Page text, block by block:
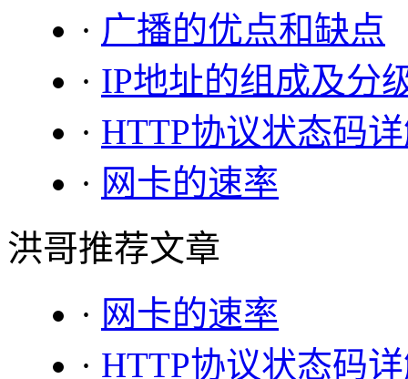
· 广播的优点和缺点
· IP地址的组成及分
· HTTP协议状态码
· 网卡的速率
洪哥推荐文章
· 网卡的速率
· HTTP协议状态码